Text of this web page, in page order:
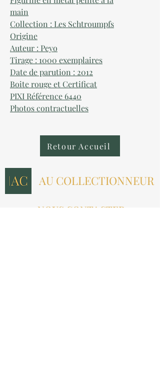
main
Collection : Les Schtroumpfs
Origine
Auteur : Peyo
Tirage : 1000 exemplaires
Date de parution : 2012
Boite rouge et Certificat
PIXI Référence 6440
Photos contractuelles
Retour Accueil
AU COLLECTIONNEUR
NOUS CONTACTER